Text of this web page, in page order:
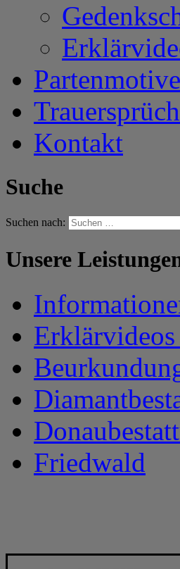
Partenmotive
Kontakt
Suche
Suchen nach:
Unsere
Friedwald